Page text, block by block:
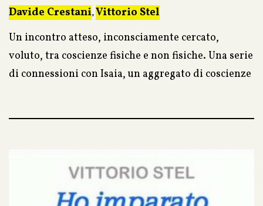
Davide Crestani,Vittorio Stel
Un incontro atteso, inconsciamente cercato,
voluto, tra coscienze fisiche e non fisiche. Una serie
di connessioni con Isaia, un aggregato di coscienze